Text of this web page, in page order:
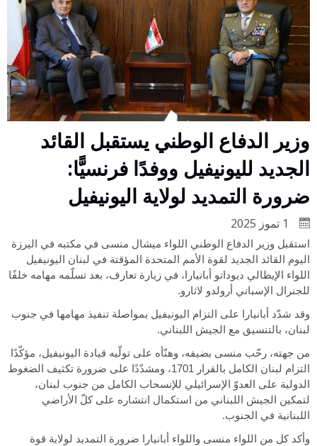
وزير الدفاع الوطني يستقبل القائد
الجديد لليونيفيل ووفدًا فرنسيًّا:
ضرورة التمديد لولاية اليونيفيل
استقبل وزير الدفاع الوطني اللواء ميشال منسى في مكتبه في اليرزة
اليوم القائد الجديد لقوة الأمم المتحدة المؤقتة في لبنان اليونيفيل
اللواء الإيطالي ديوداتو أبانيارا، في زيارة تعارف، بعد تسلّمه مهامه خلفًا
للجنرال الإسباني أرولدو لاثارو.
وقد شدّد أبانيارا على التزام اليونيفيل بمواصلة تنفيذ مهامها في جنوب
لبنان، بالتنسيق مع الجيش اللبناني.
من جهته، رحّب منسى بضيفه، وهنّأه على تولّيه قيادة اليونيفيل، مؤكّدًا
التزام لبنان الكامل بالقرار 1701، ومشدّدًا على ضرورة تكثيف الضغوط
الدولية على العدوّ الإسرائيلي للإنسحاب الكامل من جنوب لبنان،
لتمكين الجيش اللبناني من استكمال انتشاره على كلّ الأراضي
اللبنانية في الجنوب.
وأكد كل من اللواء منسى واللواء أبانيارا ضرورة التمديد لولاية قوة